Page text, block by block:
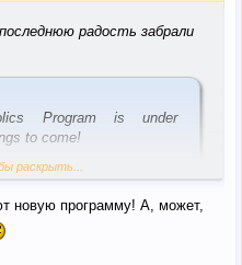
последнюю радость забрали
Program is under
to come!
no longer accepting
at this time and as of , as
members will not
We appreciate your
раскрыть...
новую программу! А, может,